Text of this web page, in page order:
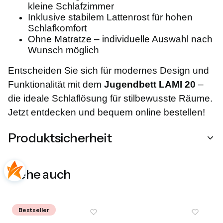
kleine Schlafzimmer
Inklusive stabilem Lattenrost für hohen
Schlafkomfort
Ohne Matratze – individuelle Auswahl nach
Wunsch möglich
Entscheiden Sie sich für modernes Design und
Funktionalität mit dem Jugendbett LAMI 20 –
die ideale Schlaflösung für stilbewusste Räume.
Jetzt entdecken und bequem online bestellen!
Produktsicherheit
Siehe auch
Bestseller